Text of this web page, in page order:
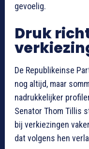
gevoelig.
Druk
De Republikeinse
nog altijd, maar
nadrukkelijker
Senator Thom Tillis
bij verkiezingen
dat volgens hen